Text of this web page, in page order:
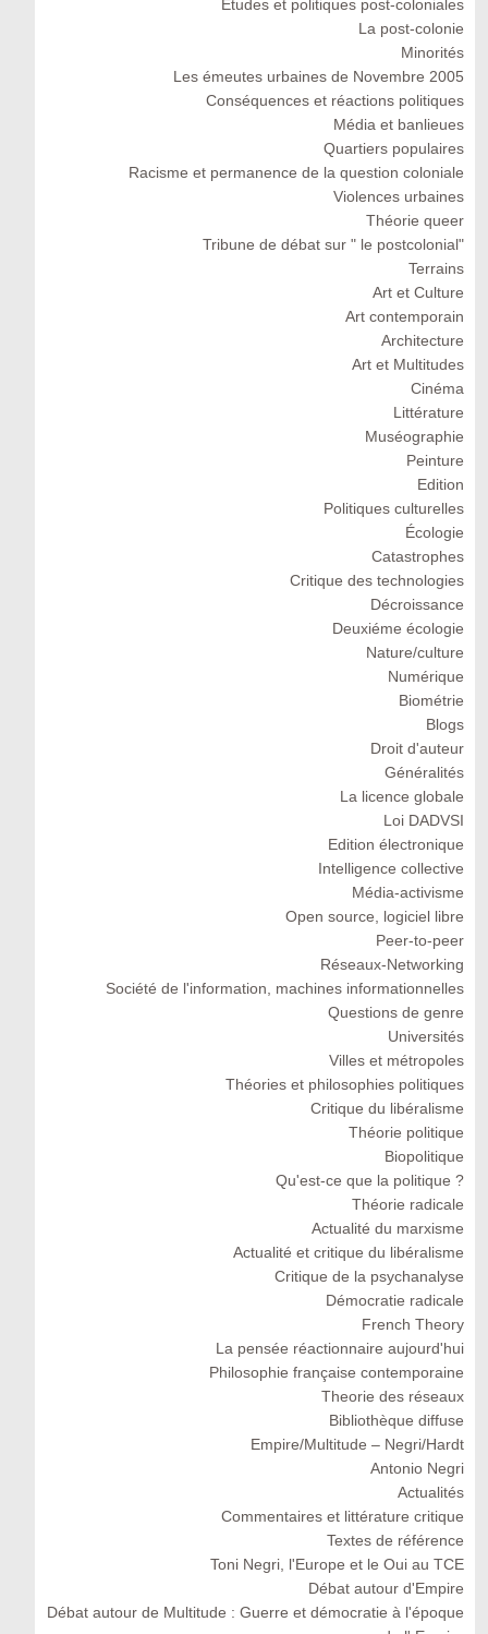
Etudes et politiques post-coloniales
La post-colonie
Minorités
Les émeutes urbaines de Novembre 2005
Conséquences et réactions politiques
Média et banlieues
Quartiers populaires
Racisme et permanence de la question coloniale
Violences urbaines
Théorie queer
Tribune de débat sur " le postcolonial"
Terrains
Art et Culture
Art contemporain
Architecture
Art et Multitudes
Cinéma
Littérature
Muséographie
Peinture
Edition
Politiques culturelles
Écologie
Catastrophes
Critique des technologies
Décroissance
Deuxiéme écologie
Nature/culture
Numérique
Biométrie
Blogs
Droit d'auteur
Généralités
La licence globale
Loi DADVSI
Edition électronique
Intelligence collective
Média-activisme
Open source, logiciel libre
Peer-to-peer
Réseaux-Networking
Société de l'information, machines informationnelles
Questions de genre
Universités
Villes et métropoles
Théories et philosophies politiques
Critique du libéralisme
Théorie politique
Biopolitique
Qu'est-ce que la politique ?
Théorie radicale
Actualité du marxisme
Actualité et critique du libéralisme
Critique de la psychanalyse
Démocratie radicale
French Theory
La pensée réactionnaire aujourd'hui
Philosophie française contemporaine
Theorie des réseaux
Bibliothèque diffuse
Empire/Multitude – Negri/Hardt
Antonio Negri
Actualités
Commentaires et littérature critique
Textes de référence
Toni Negri, l'Europe et le Oui au TCE
Débat autour d'Empire
Débat autour de Multitude : Guerre et démocratie à l'époque